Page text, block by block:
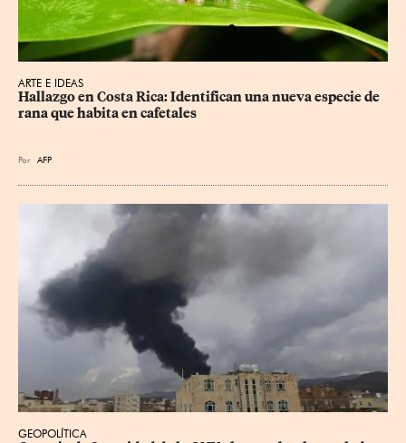
ARTE E IDEAS
Hallazgo en Costa Rica: Identifican una nueva especie de
rana que habita en cafetales
Por AFP
GEOPOLÍTICA